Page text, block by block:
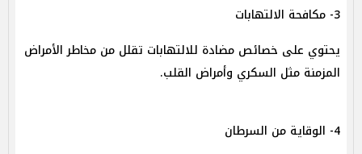
3- مكافحة الالتهابات
يحتوي على خصائص مضادة للالتهابات تقلل من مخاطر الأمراض
المزمنة مثل السكري وأمراض القلب.
4- الوقاية من السرطان